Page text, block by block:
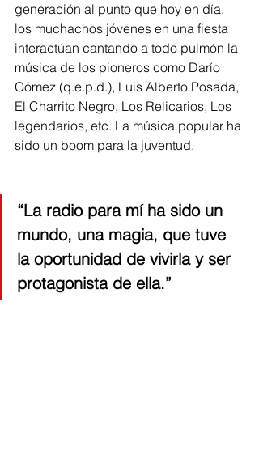
generación al punto que hoy en día,
los muchachos jóvenes en una fiesta
interactúan cantando a todo pulmón la
música de los pioneros como Darío
Gómez (q.e.p.d.), Luis Alberto Posada,
El Charrito Negro, Los Relicarios, Los
legendarios, etc. La música popular ha
sido un boom para la juventud.
“La radio para mí ha sido un
mundo, una magia, que tuve
la oportunidad de vivirla y ser
protagonista de ella.”